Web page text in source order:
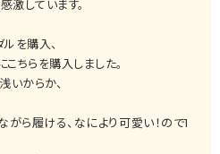
しています。
を購入、
ちらを購入しました。
いからか、
がら履ける、なにより可愛い！ので1